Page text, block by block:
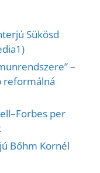
Sükösd
–
reformálná
per
Bőhm Kornél